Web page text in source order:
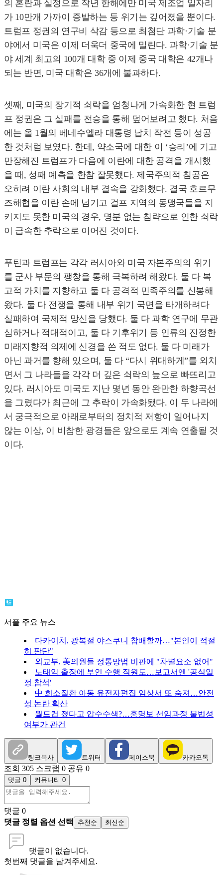
의 혼란과 실정으로 작년 한해에만 미국 제조업 일자리
가 10만개 가까이 증발하는 등 위기는 깊어졌을 뿐이다.
트럼프 정권의 연구비 삭감 등으로 최첨단 과학·기술 분
야에서 미국은 이제 더욱더 중국에 밀린다. 과학·기술 분
야 세계 최고의 100개 대학 중 이제 중국 대학은 42개나
되는 반면, 미국 대학은 36개에 불과하다.
셋째, 미국의 장기적 쇠락을 엄청나게 가속화한 현 트럼
프 정권은 그 실패를 전승을 통해 덮어보려고 했다. 처음
에는 올 1월의 베네수엘라 대통령 납치 작전 등이 성공
한 것처럼 보였다. 한데, 약소국에 대한 이 ‘승리’에 기고
만장해진 트럼프가 다음에 이란에 대한 공격을 개시했
을 때, 성패 예측을 한참 잘못했다. 제국주의적 침공은
오히려 이란 사회의 내부 결속을 강화했다. 결국 호르무
즈해협을 이란 손에 넘기고 걸프 지역의 동맹국들을 지
키지도 못한 미국의 경우, 명분 없는 침략으로 인한 쇠락
이 급속한 추락으로 이어진 것이다.
푸틴과 트럼프는 각각 러시아와 미국 자본주의의 위기
를 군사 부문의 팽창을 통해 극복하려 해왔다. 둘 다 복
고적 가치를 지향하고 둘 다 공격적 민족주의를 신봉해
왔다. 둘 다 전쟁을 통해 내부 위기 국면을 타개하려다
실패하여 국제적 망신을 당했다. 둘 다 과학 연구에 무관
심하거나 적대적이고, 둘 다 기후위기 등 인류의 진정한
미래지향적 의제에 신경을 쓴 적도 없다. 둘 다 미래가
아닌 과거를 향해 있으며, 둘 다 “다시 위대하게”를 외치
면서 그 나라들을 각각 더 깊은 쇠락의 늪으로 빠뜨리고
있다. 러시아도 미국도 지난 몇년 동안 완만한 하향곡선
을 그렸다가 최근에 그 추락이 가속화됐다. 이 두 나라에
서 궁극적으로 아래로부터의 정치적 저항이 일어나지
않는 이상, 이 비참한 광경들은 앞으로도 계속 연출될 것
이다.
서플 주요 뉴스
다카이치, 광복절 야스쿠니 참배할까…"본인이 적절
히 판단"
외교부, 美의원들 정통망법 비판에 "차별요소 없어"
노태악 출장에 부인 수행 직원도…보고서엔 '공식일
정 참석'
中 희소질환 아동 유전자편집 임상서 또 숨져…안전
성 논란 확산
월드컵 졌다고 압수수색?…홍명보 선임과정 불법성
여부가 관건
링크복사 트위터 페이스북 카카오톡
조회 305 스크랩 0 공유 0
댓글 0 커뮤니티 0
댓글 0
댓글 정렬 옵션 선택
추천순 최신순
댓글이 없습니다.
첫번째 댓글을 남겨주세요.